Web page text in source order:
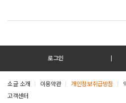
로그인
쇼글 소개 이용약관 개인정보취급방침
고객센터